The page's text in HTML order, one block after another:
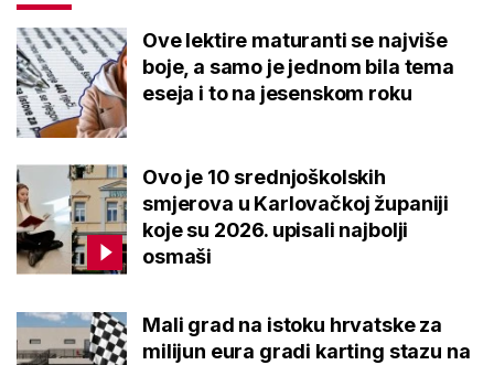
Ove lektire maturanti se najviše
boje, a samo je jednom bila tema
eseja i to na jesenskom roku
Ovo je 10 srednjoškolskih
smjerova u Karlovačkoj županiji
koje su 2026. upisali najbolji
osmaši
Mali grad na istoku hrvatske za
milijun eura gradi karting stazu na